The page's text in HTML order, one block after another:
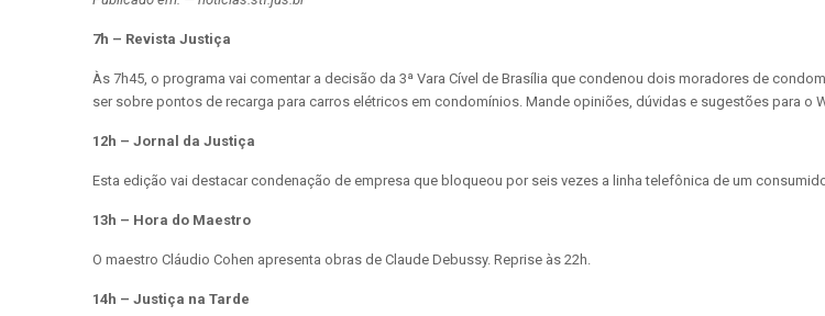
7h – Revista Justiça
Às 7h45, o programa vai comentar a decisão da 3ª Vara Cível de Brasília que condenou dois moradores de
ser sobre pontos de recarga para carros elétricos em condomínios. Mande opiniões, dúvidas e sugestões para o
12h – Jornal da Justiça
Esta edição vai destacar condenação de empresa que bloqueou por seis vezes a linha telefônica de um
13h – Hora do Maestro
O maestro Cláudio Cohen apresenta obras de Claude Debussy. Reprise às 22h.
14h – Justiça na Tarde